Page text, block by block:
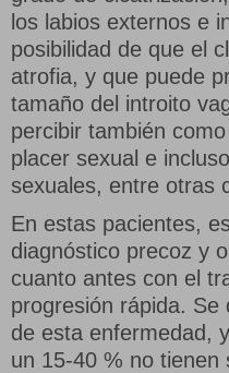
los labios externos e
posibilidad de que el
atrofia, y que puede
tamaño del introito
percibir también
placer sexual e
sexuales, entre otras
En estas pacientes,
diagnóstico precoz y
cuanto antes con el
progresión rápida. Se
de esta enfermedad,
un 15-40 % no
Dildos
Dildos con
Doble Dildo
Fundas y